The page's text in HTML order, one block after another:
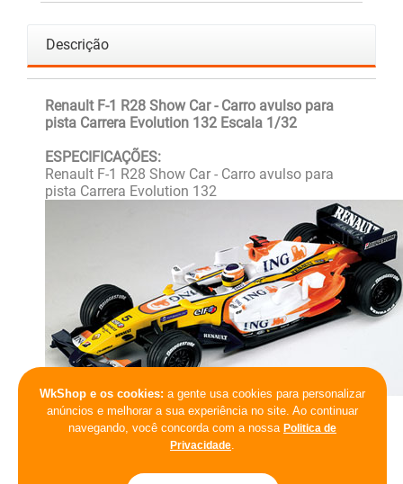
Descrição
Renault F-1 R28 Show Car - Carro avulso para
pista Carrera Evolution 132 Escala 1/32
ESPECIFICAÇÕES:
Renault F-1 R28 Show Car - Carro avulso para
pista Carrera Evolution 132
WkShop e os cookies: a gente usa cookies para personalizar
anúncios e melhorar a sua experiência no site. Ao continuar
navegando, você concorda com a nossa Politica de
Privacidade.